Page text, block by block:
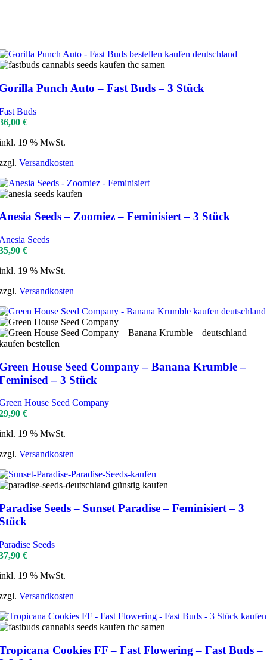
Punch Auto – Fast Buds – 3 Stück
Buds
€
19 % MwSt.
Versandkosten
Seeds – Zoomiez – Feminisiert – 3 Stück
Seeds
€
19 % MwSt.
Versandkosten
House Seed Company – Banana Krumble –
– 3 Stück
House Seed Company
€
19 % MwSt.
Versandkosten
Seeds – Sunset Paradise – Feminisiert – 3
Seeds
€
19 % MwSt.
Versandkosten
Cookies FF – Fast Flowering – Fast Buds –